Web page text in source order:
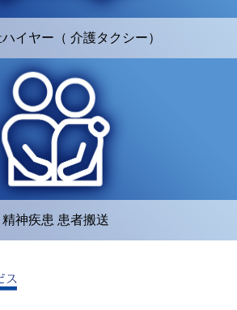
イヤー（ 介護タクシー）
精神疾患 患者搬送